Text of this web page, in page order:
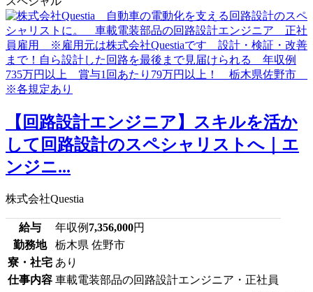
【回路設計エンジニア】スキルを活か
して回路設計のスペシャリストへ｜エ
ンジニ...
株式会社Questia
給与 年収例 7,356,000円
勤務地
栃木県 佐野市
寮・社宅 あり
仕事内容 車載電装部品の回路設計エンジニア・正社員